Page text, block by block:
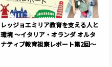
レッジョエミリア教育を支える人と
環境 〜イタリア・オランダ オルタ
ナティブ教育視察レポート第2回〜